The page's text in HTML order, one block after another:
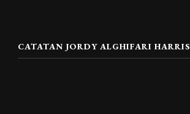
CATATAN JORDY ALGHIFARI HARRIS